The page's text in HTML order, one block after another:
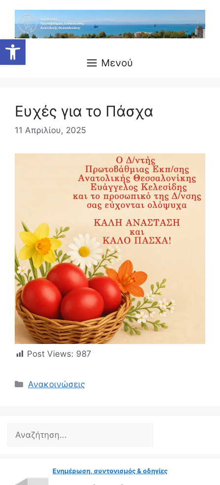
Ανοίξτε τη γραμμή εργαλείων
περιεχόμενο
Μενού
Ευχές για το Πάσχα
11 Απριλίου, 2025
Post Views: 987
Κατηγορίες
Ανακοινώσεις
Search
Ενημέρωση, συντονισμός & οδηγίες